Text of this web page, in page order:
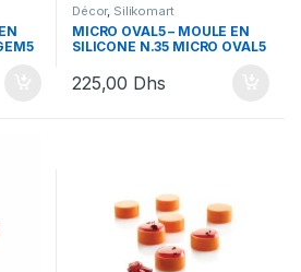
Décor, Silikomart
MICRO OVAL5 – MOULE EN
SILICONE N.35 MICRO OVAL5
225,00 Dhs